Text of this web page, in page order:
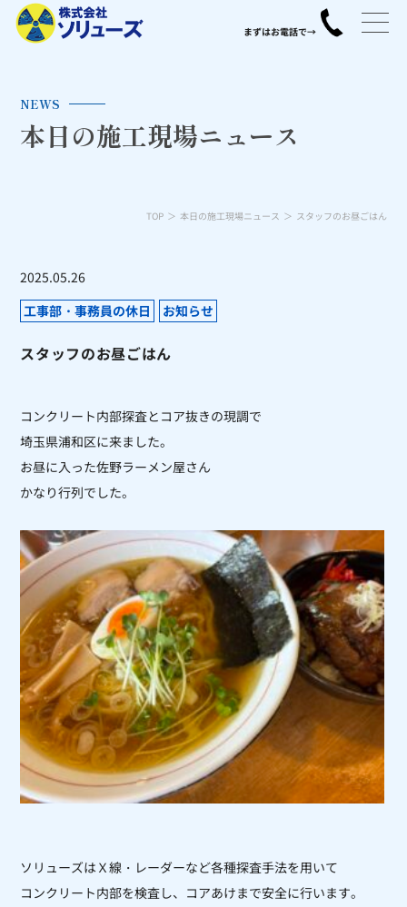
NEWS
本日の施工現場ニュース
TOP 本日の施工現場ニュース スタッフのお昼ごはん
2025.05.26
工事部・事務員の休日
お知らせ
スタッフのお昼ごはん
コンクリート内部探査とコア抜きの現調で
埼玉県浦和区に来ました。
お昼に入った佐野ラーメン屋さん
かなり行列でした。
ソリューズはＸ線・レーダーなど各種探査手法を用いて
コンクリート内部を検査し、コアあけまで安全に行います。